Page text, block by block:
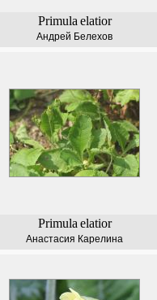
Primula elatior
Андрей Белехов
Primula elatior
Анастасия Карелина